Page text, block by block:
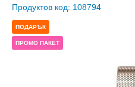
Продуктов код: 108794
ПОДАРЪК
ПРОМО ПАКЕТ